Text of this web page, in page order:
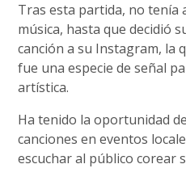
Tras esta partida, no tenía
música, hasta que decidió
canción a su Instagram, la
fue una especie de señal
artística.
Ha tenido la oportunidad
canciones en eventos
escuchar al público corear